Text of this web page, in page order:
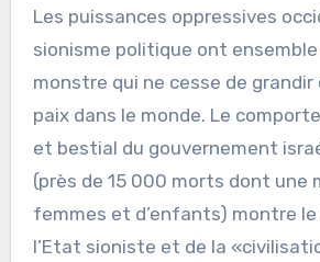
Les puissances oppressives
sionisme politique ont
monstre qui ne cesse de grandir
paix dans le monde. Le
et bestial du gouvernement
(près de 15 000 morts dont une
femmes et d’enfants) montre le
l’Etat sioniste et de la